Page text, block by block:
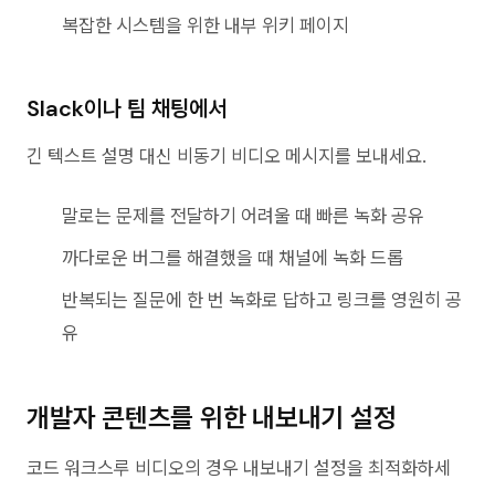
복잡한 시스템을 위한 내부 위키 페이지
Slack이나 팀 채팅에서
긴 텍스트 설명 대신 비동기 비디오 메시지를 보내세요.
말로는 문제를 전달하기 어려울 때 빠른 녹화 공유
까다로운 버그를 해결했을 때 채널에 녹화 드롭
반복되는 질문에 한 번 녹화로 답하고 링크를 영원히 공
유
개발자 콘텐츠를 위한 내보내기 설정
코드 워크스루 비디오의 경우 내보내기 설정을 최적화하세